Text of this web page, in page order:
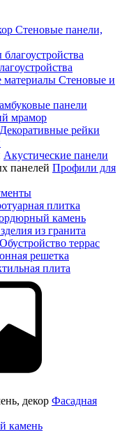
Стеновые панели,
Стеновые и
панели
мрамор
Декоративные рейки
Акустические панели
Профили для
плитка
камень
из гранита
Обустройство террас
решетка
плита
Фасадная
камень